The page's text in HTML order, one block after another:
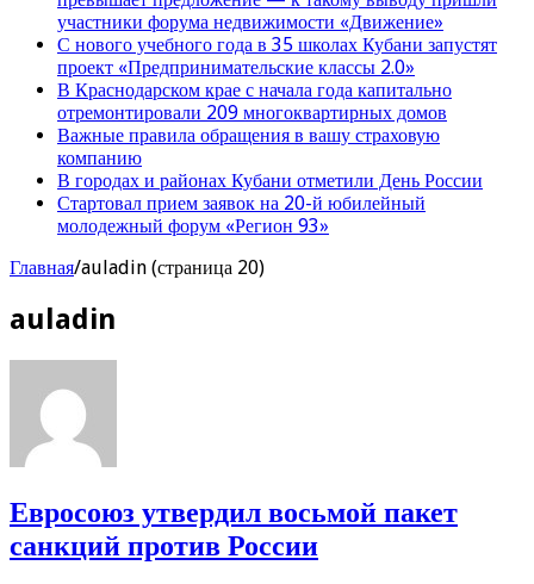
участники форума недвижимости «Движение»
С нового учебного года в 35 школах Кубани запустят
проект «Предпринимательские классы 2.0»
В Краснодарском крае с начала года капитально
отремонтировали 209 многоквартирных домов
Важные правила обращения в вашу страховую
компанию
В городах и районах Кубани отметили День России
Стартовал прием заявок на 20-й юбилейный
молодежный форум «Регион 93»
Главная/auladin (страница 20)
auladin
Евросоюз утвердил восьмой пакет
санкций против России